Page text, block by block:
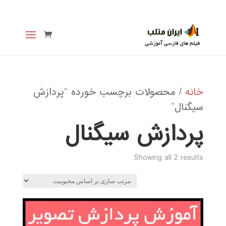
خانه / محصولات برچسب خورده “پردازش
سیگنال”
پردازش سیگنال
Showing all 2 results
Sorted